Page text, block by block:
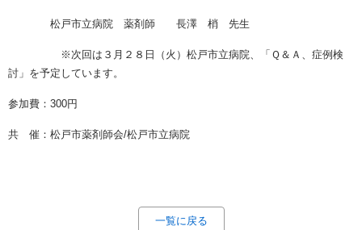
松戸市立病院 薬剤師 長澤 梢 先生
※次回は３月２８日（火）松戸市立病院、「Ｑ＆Ａ、症例検
討」を予定しています。
参加費：300円
共 催：松戸市薬剤師会/松戸市立病院
一覧に戻る